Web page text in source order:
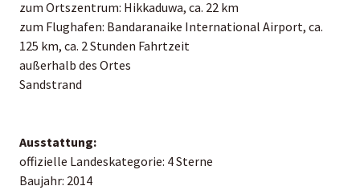
zum Ortszentrum: Hikkaduwa, ca. 22 km
zum Flughafen: Bandaranaike International Airport, ca.
125 km, ca. 2 Stunden Fahrtzeit
außerhalb des Ortes
Sandstrand
Ausstattung:
offizielle Landeskategorie: 4 Sterne
Baujahr: 2014